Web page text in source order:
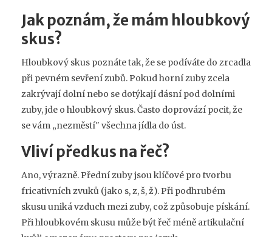
Jak poznám, že mám hloubkový
skus?
Hloubkový skus poznáte tak, že se podíváte do zrcadla
při pevném sevření zubů. Pokud horní zuby zcela
zakrývají dolní nebo se dotýkají dásní pod dolními
zuby, jde o hloubkový skus. Často doprovází pocit, že
se vám „nezměstí" všechna jídla do úst.
Vliví předkus na řeč?
Ano, výrazně. Přední zuby jsou klíčové pro tvorbu
fricativních zvuků (jako s, z, š, ž). Při podhrubém
skusu uniká vzduch mezi zuby, což způsobuje pískání.
Při hloubkovém skusu může být řeč méně artikulační